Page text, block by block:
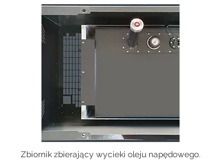
Zbiornik zbierający wycieki oleju napędowego.